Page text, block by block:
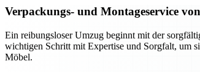
Verpackungs- und Montageservice
Ein reibungsloser Umzug beginnt mit der
wichtigen Schritt mit Expertise und Sorgfalt, um
Möbel.